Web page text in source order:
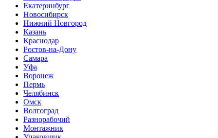
Екатеринбург
Новосибирск
Нижний Новгород
Казань
Краснодар
Ростов-на-Дону
Самара
Уфа
Воронеж
Пермь
Челябинск
Омск
Волгоград
Разнорабочий
Монтажник